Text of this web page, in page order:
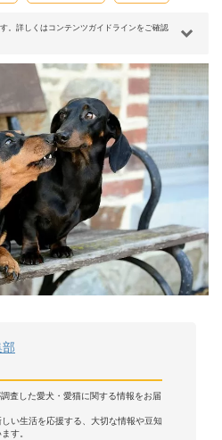
。詳しくはコンテンツガイドラインをご確認
査した愛犬・愛猫に関する情報をお届
い生活を応援する、大切な情報や豆知
す。